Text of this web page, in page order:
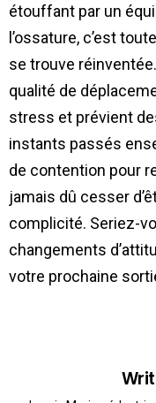
étouffant par un
l’ossature, c’est
se trouve
qualité de
stress et prévient
instants passés
de contention pour
jamais dû cesser
complicité. Seriez-
changements
votre prochaine